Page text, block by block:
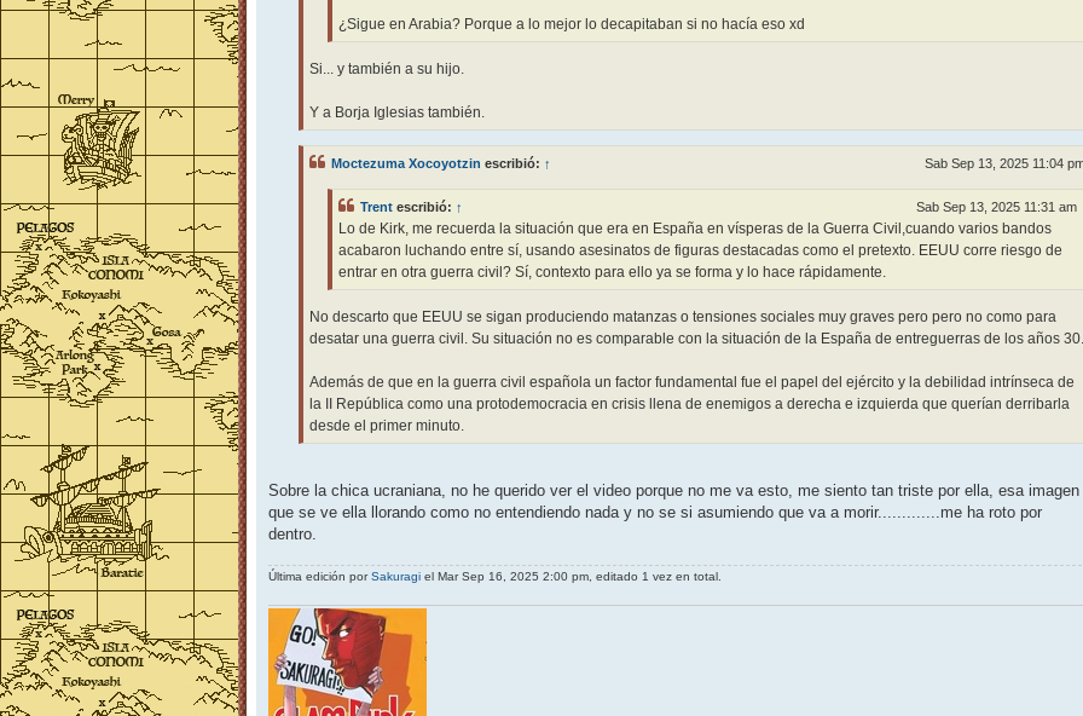
¿Sigue en Arabia? Porque a lo mejor lo decapitaban si no hacía eso xd
Si... y también a su hijo.
Y a Borja Iglesias también.
Moctezuma Xocoyotzin escribió: ↑ Sab Sep 13, 2025 11:04
Trent escribió: ↑ Sab Sep 13, 2025 11:31 am
Lo de Kirk, me recuerda la situación que era en España en vísperas de la Guerra Civil,cuando varios bandos
acabaron luchando entre sí, usando asesinatos de figuras destacadas como el pretexto. EEUU corre riesgo de
entrar en otra guerra civil? Sí, contexto para ello ya se forma y lo hace rápidamente.
No descarto que EEUU se sigan produciendo matanzas o tensiones sociales muy graves pero pero no como para
desatar una guerra civil. Su situación no es comparable con la situación de la España de entreguerras de los años 30.
Además de que en la guerra civil española un factor fundamental fue el papel del ejército y la debilidad intrínseca de
la II República como una protodemocracia en crisis llena de enemigos a derecha e izquierda que querían derribarla
desde el primer minuto.
Sobre la chica ucraniana, no he querido ver el video porque no me va esto, me siento tan triste por ella, esa imagen
que se ve ella llorando como no entendiendo nada y no se si asumiendo que va a morir.............me ha roto por
dentro.
Última edición porSakuragi el Mar Sep 16, 2025 2:00 pm, editado 1 vez en total.